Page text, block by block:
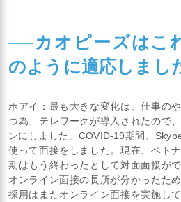
──カオピーズはこ
のように適応しまし
ホアイ：最も大きな変化は、仕事の
つ為、テレワークが導入されたので
ンにしました。COVID-19期間、
使って面接をしました。現在、ベト
期はもう終わったとして対面面接が
オンライン面接の長所が分かったた
採用はまたオンライン面接を実施し